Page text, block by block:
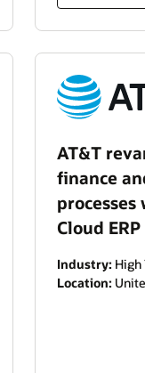
AT&T
finance
Cloud
Industry: High
Location: